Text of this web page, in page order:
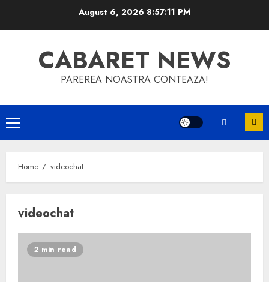
August 6, 2026 8:57:12 PM
CABARET NEWS
PAREREA NOASTRA CONTEAZA!
Primary
Menu
Home videochat
videochat
2 min read